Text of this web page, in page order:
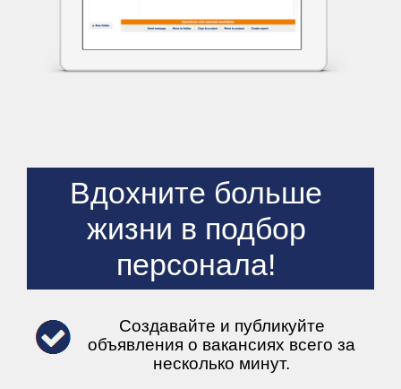
Вдохните больше
жизни в подбор
персонала!
Создавайте и публикуйте
объявления о вакансиях всего за
несколько минут.